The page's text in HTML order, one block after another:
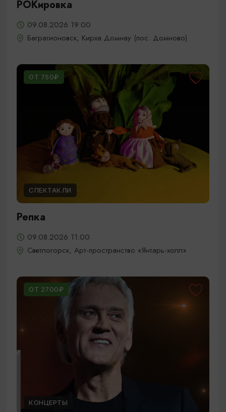
РОКировка
09.08.2026 19:00
Багратионовск, Кирха Домнау (пос. Домново)
ОТ 750₽
СПЕКТАКЛИ
Репка
09.08.2026 11:00
Светлогорск, Арт-пространство «Янтарь-холл»
ОТ 2700₽
КОНЦЕРТЫ